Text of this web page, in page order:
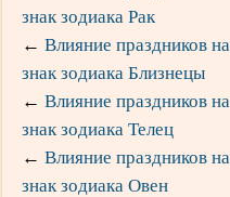
знак зодиака Рак
← Влияние праздников на
знак зодиака Близнецы
← Влияние праздников на
знак зодиака Телец
← Влияние праздников на
знак зодиака Овен